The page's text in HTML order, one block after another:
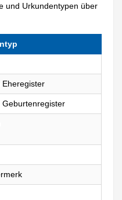
und Urkundentypen über
Eheregister
Geburtenregister